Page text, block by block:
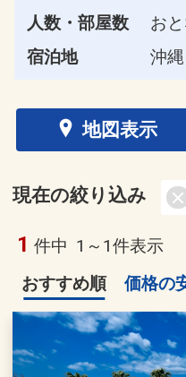
人数・部屋数
お
宿泊地
沖縄
地図表示
現在の絞り込み
1 件中 1～1件表示
おすすめ順
価格の